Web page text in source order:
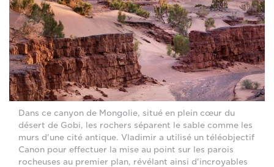
Dans ce canyon de Mongolie, situé en plein cœur du
désert de Gobi, les rochers séparent le sable comme les
murs d'une cité antique. Vladimir a utilisé un téléobjectif
Canon pour effectuer la mise au point sur les parois
rocheuses au premier plan, révélant ainsi d'incroyables